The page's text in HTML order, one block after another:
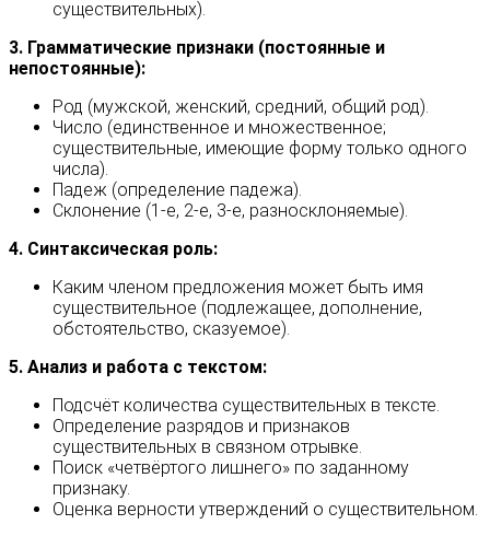
существительных).
3. Грамматические признаки (постоянные и
непостоянные):
Род (мужской, женский, средний, общий род).
Число (единственное и множественное;
существительные, имеющие форму только одного
числа).
Падеж (определение падежа).
Склонение (1-е, 2-е, 3-е, разносклоняемые).
4. Синтаксическая роль:
Каким членом предложения может быть имя
существительное (подлежащее, дополнение,
обстоятельство, сказуемое).
5. Анализ и работа с текстом:
Подсчёт количества существительных в тексте.
Определение разрядов и признаков
существительных в связном отрывке.
Поиск «четвёртого лишнего» по заданному
признаку.
Оценка верности утверждений о существительном.